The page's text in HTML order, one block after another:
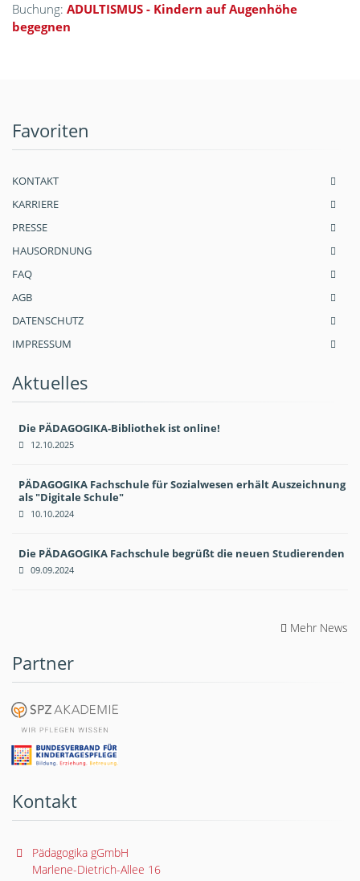
Buchung: ADULTISMUS - Kindern auf Augenhöhe
begegnen
Favoriten
KONTAKT
KARRIERE
PRESSE
HAUSORDNUNG
FAQ
AGB
DATENSCHUTZ
IMPRESSUM
Aktuelles
Die PÄDAGOGIKA-Bibliothek ist online!
12.10.2025
PÄDAGOGIKA Fachschule für Sozialwesen erhält Auszeichnung
als "Digitale Schule"
10.10.2024
Die PÄDAGOGIKA Fachschule begrüßt die neuen Studierenden
09.09.2024
Mehr News
Partner
Kontakt
Pädagogika gGmbH
Marlene-Dietrich-Allee 16